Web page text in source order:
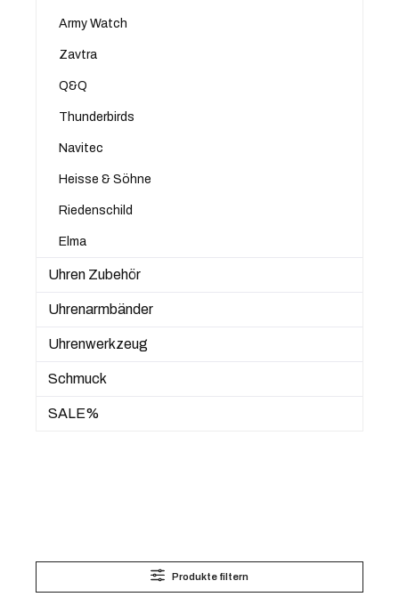
Army Watch
Zavtra
Q&Q
Thunderbirds
Navitec
Heisse & Söhne
Riedenschild
Elma
Uhren Zubehör
Uhrenarmbänder
Uhrenwerkzeug
Schmuck
SALE%
Produkte filtern